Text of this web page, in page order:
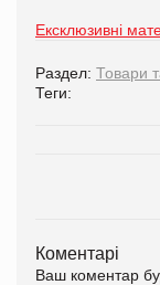
Ексклюзивні
Раздел: Товари
Теги:
Коментарі
Ваш коментар